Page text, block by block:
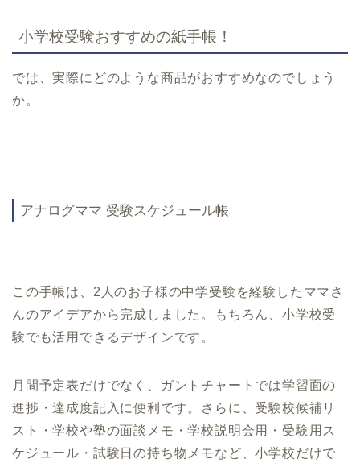
小学校受験おすすめの紙手帳！
では、実際にどのような商品がおすすめなのでしょう
か。
アナログママ 受験スケジュール帳
この手帳は、2人のお子様の中学受験を経験したママさ
んのアイデアから完成しました。もちろん、小学校受
験でも活用できるデザインです。
月間予定表だけでなく、ガントチャートでは学習面の
進捗・達成度記入に便利です。さらに、受験校候補リ
スト・学校や塾の面談メモ・学校説明会用・受験用ス
ケジュール・試験日の持ち物メモなど、小学校だけで